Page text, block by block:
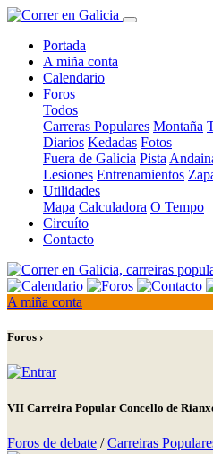
Portada
A miña conta
Calendario
Foros
Todos
Carreras Populares Montaña
Diarios Kedadas Fotos
Fuera de Galicia Pista
Lesiones Entrenamientos
Utilidades
Mapa Calculadora O Tempo
Circuíto
Contacto
A miña conta
Foros ›
VII Carreira Popular Concello de
Foros de debate /Carreiras